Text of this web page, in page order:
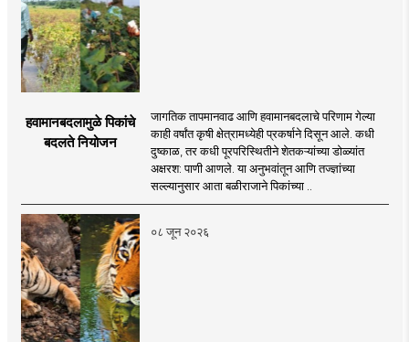
हवामानबदलामुळे पिकांचे
बदलते नियोजन
जागतिक तापमानवाढ आणि हवामानबदलाचे परिणाम गेल्या
काही वर्षांत कृषी क्षेत्रामध्येही प्रकर्षाने दिसून आले. कधी
दुष्काळ, तर कधी पूरपरिस्थितीने शेतकऱ्यांच्या डोळ्यांत
अक्षरश: पाणी आणले. या अनुभवांतून आणि तज्ज्ञांच्या
सल्ल्यानुसार आता बळीराजाने पिकांच्या ..
०८ जून २०२६